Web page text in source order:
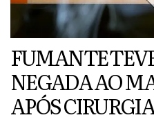
FUMANTE
NEGADA AO
APÓS CIRURGIA